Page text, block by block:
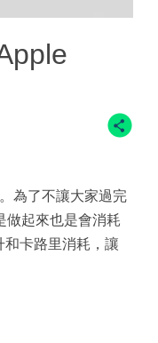
為了不讓大家過完
做起來也是會消耗
卡路里消耗，讓